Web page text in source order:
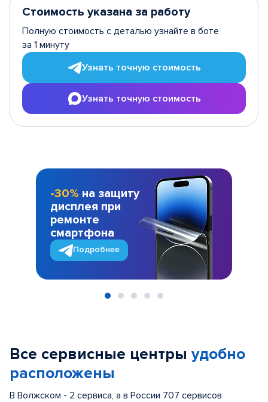
Стоимость указана за работу
Полную стоимость с деталью узнайте в боте
за 1 минуту
Узнать точную стоимость
Узнать точную стоимость
-30% на защиту
дисплея при
ремонте
смартфона
Подробнее
Все сервисные центры удобно
расположены
В Волжском - 2 сервиса, а в России 707 сервисов